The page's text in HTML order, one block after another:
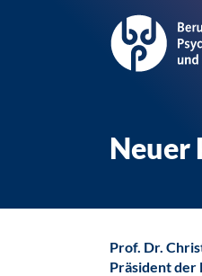
Neuer
Prof. Dr.
Präsident der